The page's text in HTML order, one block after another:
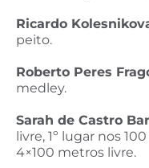
Ricardo
peito.
Roberto Peres
medley.
Sarah de Castro
livre, 1º lugar nos
4×100 metros livre.